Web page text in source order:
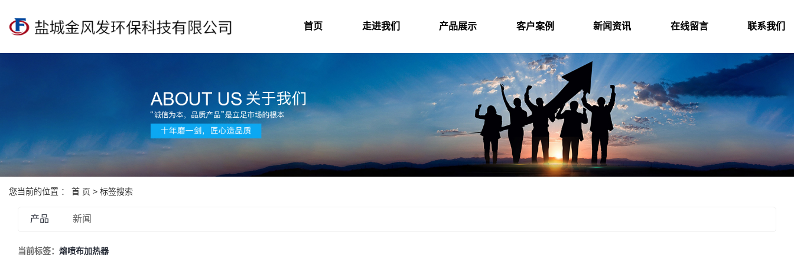
首页 走进我们 产品展示 客户案例 新闻资讯 在线留言 联系我们
您当前的位置 ： 首 页 > 标签搜索
产品 新闻
当前标签： 熔喷布加热器